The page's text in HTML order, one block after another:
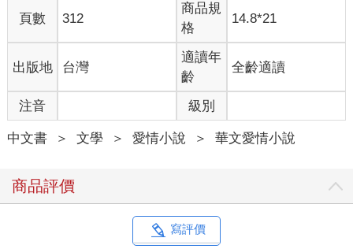
頁數 312
商品規
格
14.8*21
出版地 台灣
適讀年
齡
全齡適讀
注音 級別
中文書 ＞ 文學 ＞ 愛情小說 ＞ 華文愛情小說
商品評價
寫評價